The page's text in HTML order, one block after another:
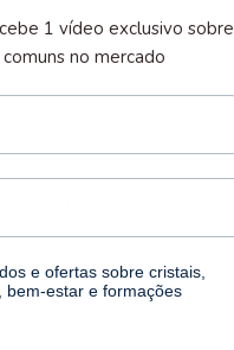
1 vídeo exclusivo sobre
no mercado
e ofertas sobre cristais,
bem-estar e formações